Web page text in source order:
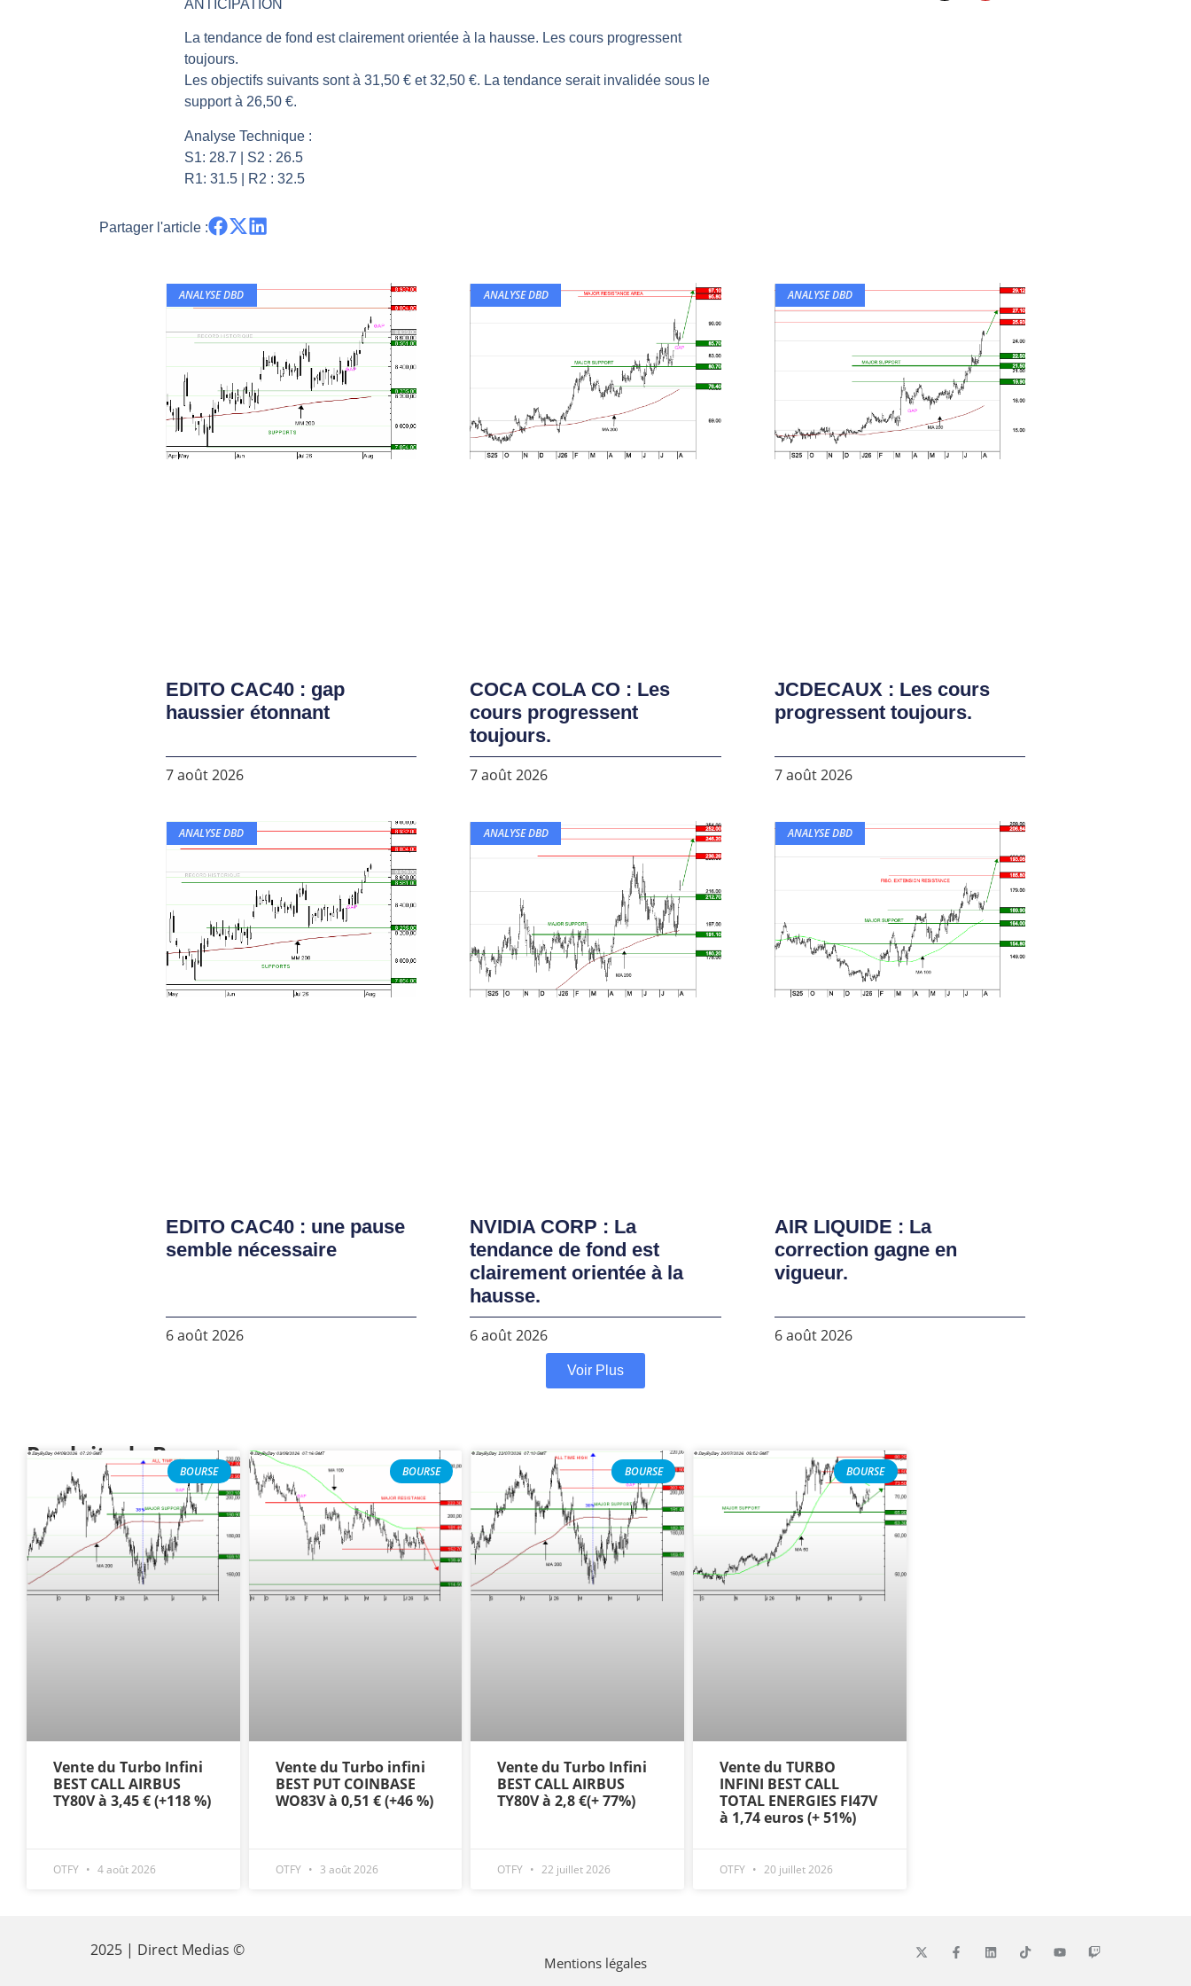
Les investisseurs y croient toujours | Point Stratégique Hebdomadaire – Éric Galiègue
Une inertie haussière qui ralentit | Antoine Quesada – Chrono CAC
Pourquoi le monde entier vacille en même temps cette semaine ? | par Louis-Antoine Michelet
WTI : Explosion mais réserves au plus bas | Denis Desclos – Market Movers
ANTICIPATION
La tendance de fond est clairement orientée à la hausse. Les cours progressent
toujours.
Les objectifs suivants sont à 31,50 € et 32,50 €. La tendance serait invalidée sous le
support à 26,50 €.
Analyse Technique :
S1: 28.7 | S2 : 26.5
R1: 31.5 | R2 : 32.5
Partager l'article :
ANALYSE DBD
EDITO CAC40 : gap
haussier étonnant
7 août 2026
ANALYSE DBD
COCA COLA CO : Les
cours progressent
toujours.
7 août 2026
ANALYSE DBD
JCDECAUX : Les cours
progressent toujours.
7 août 2026
ANALYSE DBD
EDITO CAC40 : une pause
semble nécessaire
6 août 2026
ANALYSE DBD
NVIDIA CORP : La
tendance de fond est
clairement orientée à la
hausse.
6 août 2026
ANALYSE DBD
AIR LIQUIDE : La
correction gagne en
vigueur.
6 août 2026
Voir Plus
Produits de Bourse
BOURSE
Vente du Turbo Infini
BEST CALL AIRBUS
TY80V à 3,45 € (+118 %)
OTFY 4 août 2026
BOURSE
Vente du Turbo infini
BEST PUT COINBASE
WO83V à 0,51 € (+46 %)
OTFY 3 août 2026
BOURSE
Vente du Turbo Infini
BEST CALL AIRBUS
TY80V à 2,8 €(+ 77%)
OTFY 22 juillet 2026
BOURSE
Vente du TURBO
INFINI BEST CALL
TOTAL ENERGIES FI47V
à 1,74 euros (+ 51%)
OTFY 20 juillet 2026
2025 | Direct Medias ©
Mentions légales